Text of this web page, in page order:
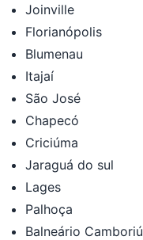
Joinville
Florianópolis
Blumenau
Itajaí
São José
Chapecó
Criciúma
Jaraguá do sul
Lages
Palhoça
Balneário Camboriú